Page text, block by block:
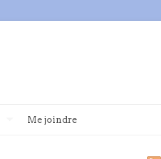
Me joindre